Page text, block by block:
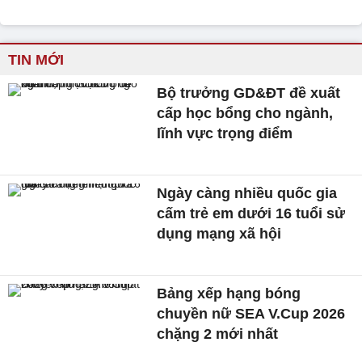
TIN MỚI
Bộ trưởng GD&ĐT đề xuất
cấp học bổng cho ngành,
lĩnh vực trọng điểm
Ngày càng nhiều quốc gia
cấm trẻ em dưới 16 tuổi sử
dụng mạng xã hội
Bảng xếp hạng bóng
chuyền nữ SEA V.Cup 2026
chặng 2 mới nhất